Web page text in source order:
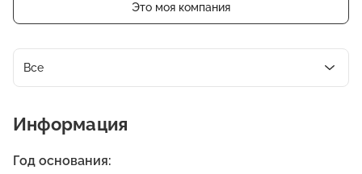
Это моя компания
Все
Информация
Год основания: